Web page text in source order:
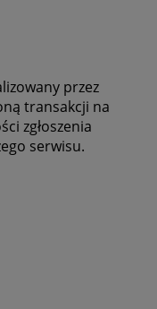
przez
transakcji na
zgłoszenia
serwisu.